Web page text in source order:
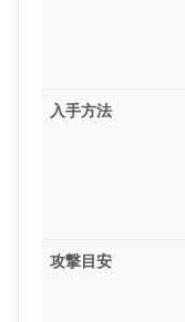
入手方法
攻撃目安